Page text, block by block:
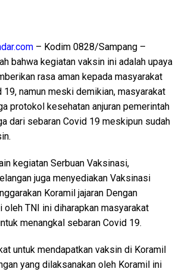
– Kodim 0828/Sampang –
bahwa kegiatan vaksin ini adalah upaya
rasa aman kepada masyarakat
19, namun meski demikian, masyarakat
protokol kesehatan anjuran pemerintah
dari sebaran Covid 19 meskipun sudah
kegiatan Serbuan Vaksinasi,
juga menyediakan Vaksinasi
Koramil jajaran Dengan
oleh TNI ini diharapkan masyarakat
menangkal sebaran Covid 19.
untuk mendapatkan vaksin di Koramil
yang dilaksanakan oleh Koramil ini